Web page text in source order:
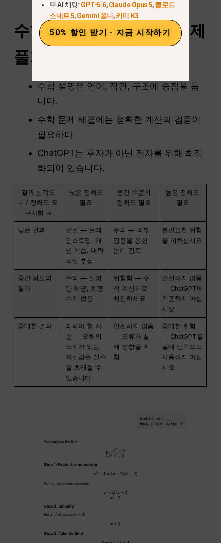
수학 설명하기 vs 수학 문제
풀기: 핵심 차이점
수학 설명은 언어, 직관, 구조에 중점을 둡
니다.
수학 문제 해결에는 정확한 계산과 검증이
필요하다.
ChatGPT는 후자가 아닌 전자를 위해 최적
화되어 있습니다.
결과 심각도
↓ / 정확도 요
구사항 →
낮은 정확도
필요
중간 수준의
정확도 필요
높은 정확도
필요
낮은 결과
안전 — 브레
인스토밍, 개
념 학습, 대략
적인 추정
주의 — 외부
검증을 통한
논리 검토
불필요한 위험
을 피하십시오
중간 정도의
결과
주의 — 설명
만 제공, 최종
수치 없음
위험함 — 수
학 계산기로
확인하세요
안전하지 않음
— ChatGPT에
의존하지 마십
시오
중대한 결과
피해야 할 사
항 — 오해의
소지가 있는
자신감은 실수
를 초래할 수
있습니다
안전하지 않음
— 오류가 실
제 영향을 미
침
중대한 위험
— ChatGPT를
절대 단독으로
사용하지 마십
시오
💬 AI 채팅: GPT-5.6,Claude Opus 5,클로드
소네트 5,Gemini 옴니 ,키미 K3
50% 할인 받기 - 지금 시작하기